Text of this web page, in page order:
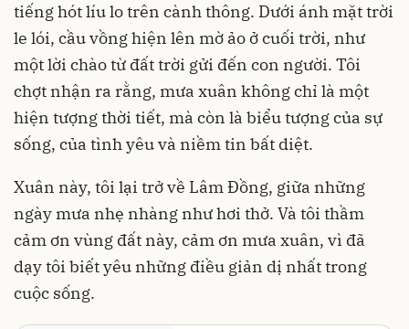
tiếng hót líu lo trên cành thông. Dưới ánh mặt trời
le lói, cầu vồng hiện lên mờ ảo ở cuối trời, như
một lời chào từ đất trời gửi đến con người. Tôi
chợt nhận ra rằng, mưa xuân không chỉ là một
hiện tượng thời tiết, mà còn là biểu tượng của sự
sống, của tình yêu và niềm tin bất diệt.
Xuân này, tôi lại trở về Lâm Đồng, giữa những
ngày mưa nhẹ nhàng như hơi thở. Và tôi thầm
cảm ơn vùng đất này, cảm ơn mưa xuân, vì đã
dạy tôi biết yêu những điều giản dị nhất trong
cuộc sống.